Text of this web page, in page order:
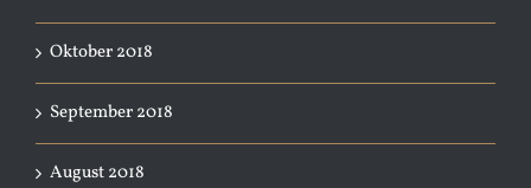
Oktober 2018
September 2018
August 2018